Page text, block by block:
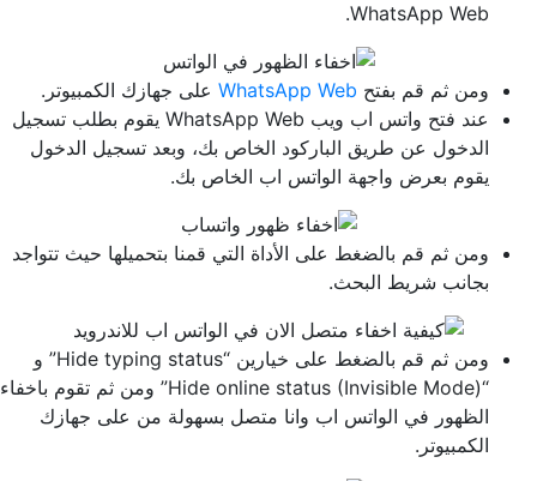
WhatsApp Web.
ومن ثم قم بفتح WhatsApp Web على جهازك الكمبيوتر.
عند فتح واتس اب ويب WhatsApp Web يقوم بطلب تسجيل
الدخول عن طريق الباركود الخاص بك، وبعد تسجيل الدخول
يقوم بعرض واجهة الواتس اب الخاص بك.
ومن ثم قم بالضغط على الأداة التي قمنا بتحميلها حيث تتواجد
بجانب شريط البحث.
ومن ثم قم بالضغط على خيارين “Hide typing status” و
“Hide online status (Invisible Mode)” ومن ثم تقوم باخفاء
الظهور في الواتس اب وانا متصل بسهولة من على جهازك
الكمبيوتر.